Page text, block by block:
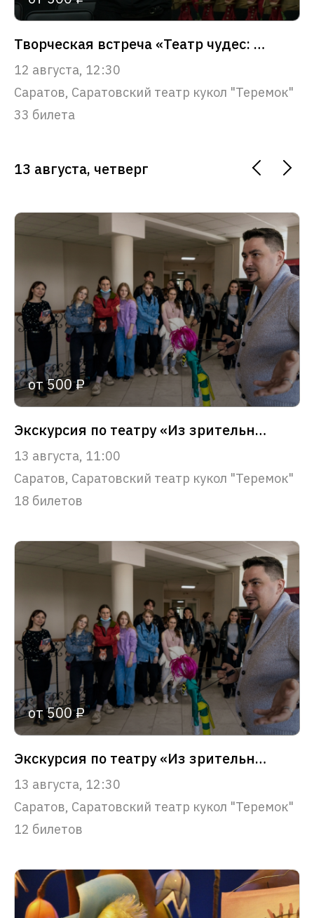
Творческая встреча «Театр чудес: путешествие в сказку»
12 августа, 12:30
Саратов, Саратовский театр кукол "Теремок"
33 билета
13 августа, четверг
от 500 ₽
Экскурсия по театру «Из зрительного зала – в сердце театра»
13 августа, 11:00
Саратов, Саратовский театр кукол "Теремок"
18 билетов
от 500 ₽
Экскурсия по театру «Из зрительного зала – в сердце театра»
13 августа, 12:30
Саратов, Саратовский театр кукол "Теремок"
12 билетов